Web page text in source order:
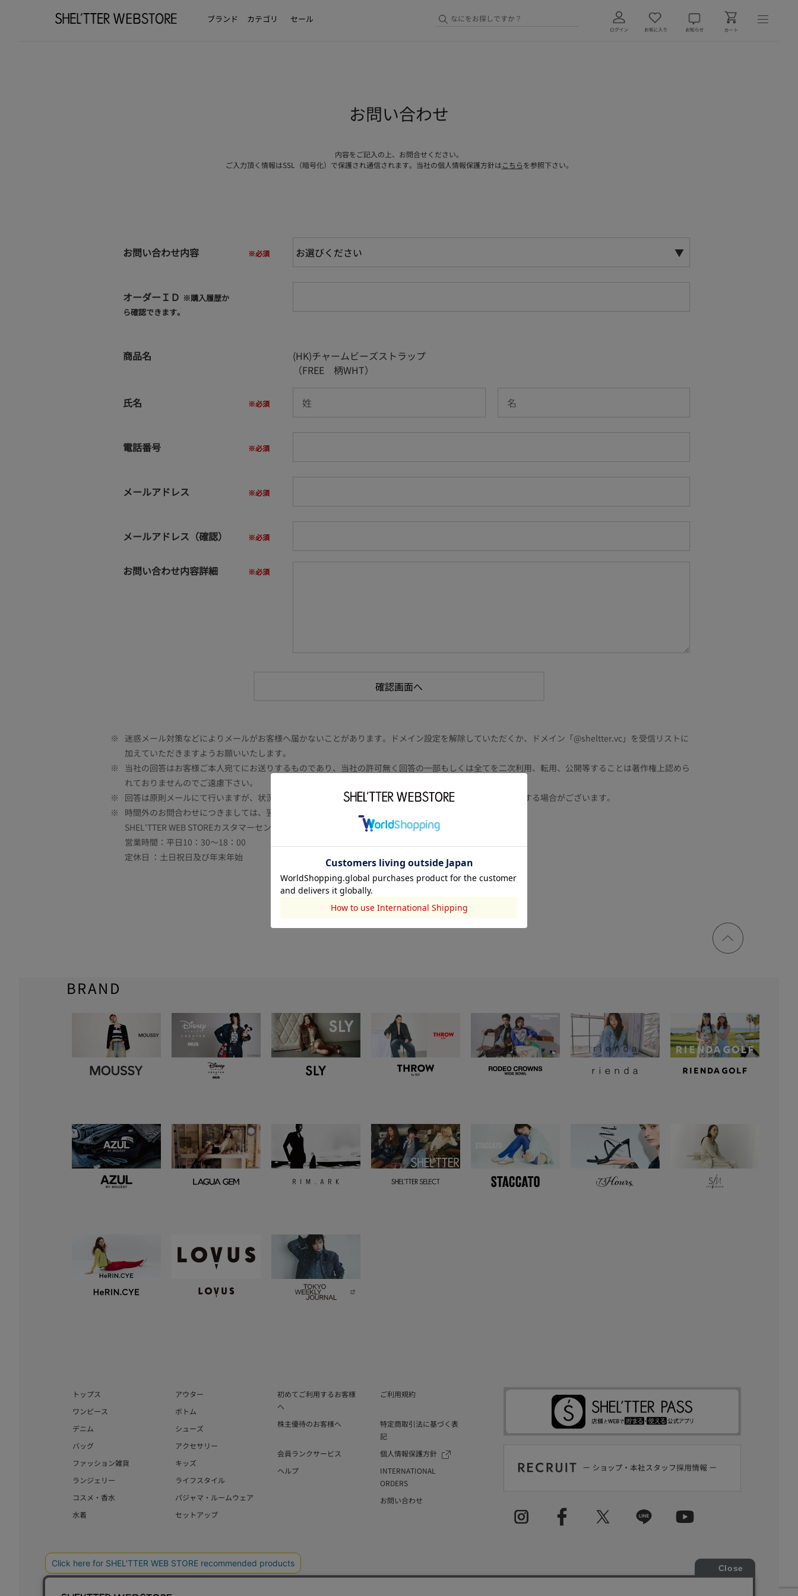
ブランド カテゴリ セール
お問い合わせ
内容をご記入の上、お問合せください。
ご入力頂く情報はSSL（暗号化）で保護され通信されます。当社の個人情報保護方針はこちらを参照下さい。
お問い合わせ内容
オーダーＩＤ ※購入履歴か
ら確認できます。
商品名
(HK)チャームビーズストラップ
（FREE 柄WHT）
氏名
電話番号
メールアドレス
メールアドレス（確認）
お問い合わせ内容詳細
※
迷惑メール対策などによりメールがお客様へ届かないことがあります。ドメイン設定を解除していただくか、ドメイン「@sheltter.vc」を受信リストに
加えていただきますようお願いいたします。
※
当社の回答はお客様ご本人宛てにお送りするものであり、当社の許可無く回答の一部もしくは全てを二次利用、転用、公開等することは著作権上認めら
れておりませんのでご遠慮下さい。
※
回答は原則メールにて行いますが、状況により電話や書面等の場合もございます。また内容により時間を要する場合がございます。
※
時間外のお問合わせにつきましては、翌営業日より順次対応いたします。
SHEL'TTER WEB STOREカスタマーセンター
営業時間：平日10：30～18：00
定休日 ：土日祝日及び年末年始
ページ
トップ
BRAND
トップス
アウター
ワンピース
ボトム
デニム
シューズ
バッグ
アクセサリー
ファッション雑貨
キッズ
ランジェリー
ライフスタイル
コスメ・香水
パジャマ・ルームウェア
水着
セットアップ
初めてご利用するお客様
へ
ご利用規約
株主優待のお客様へ
特定商取引法に基づく表
記
会員ランクサービス
個人情報保護方針
ヘルプ
INTERNATIONAL
ORDERS
お問い合わせ